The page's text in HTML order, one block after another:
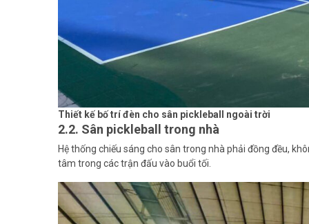
Thiết kế bố trí đèn cho sân pickleball ngoài trời
2.2. Sân pickleball trong nhà
Hệ thống chiếu sáng cho sân trong nhà phải đồng đều,
tâm trong các trận đấu vào buổi tối.